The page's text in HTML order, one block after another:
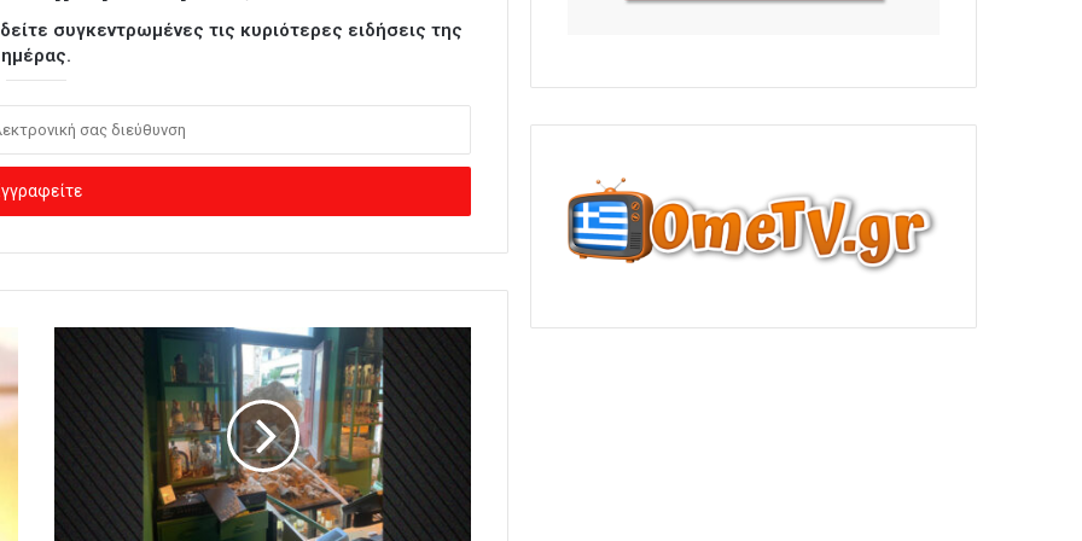
συγκεντρωμένες τις κυριότερες ειδήσεις της
ημέρας.